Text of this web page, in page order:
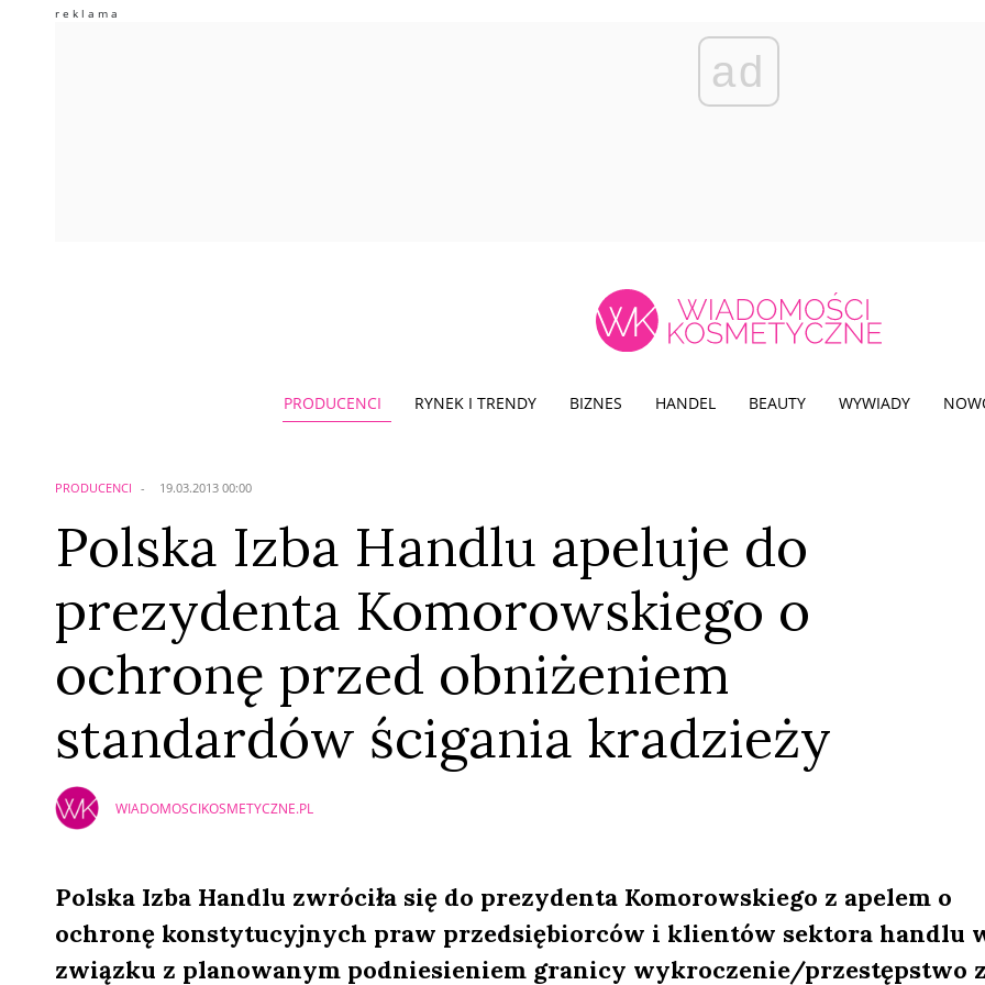
ad
PRODUCENCI RYNEK I TRENDY BIZNES HANDEL BEAUTY WYWIADY
PRODUCENCI 19.03.2013 00:00
Polska Izba Handlu apeluje do
prezydenta Komorowskiego o
ochronę przed obniżeniem
standardów ścigania kradzieży
WIADOMOSCIKOSMETYCZNE.PL
Polska Izba Handlu zwróciła się do prezydenta Komorowskiego z apelem o
ochronę konstytucyjnych praw przedsiębiorców i klientów sektora handlu
związku z planowanym podniesieniem granicy wykroczenie/przestępstwo